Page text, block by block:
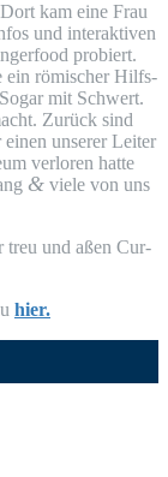
kam eine Frau
und inter­ak­ti­ven
pro­biert.
ein römi­scher Hilfs­
mit Schwert.
Zurück sind
unse­rer Lei­ter
ver­lo­ren hat­te
& vie­le von uns
treu und aßen Cur­
hier.